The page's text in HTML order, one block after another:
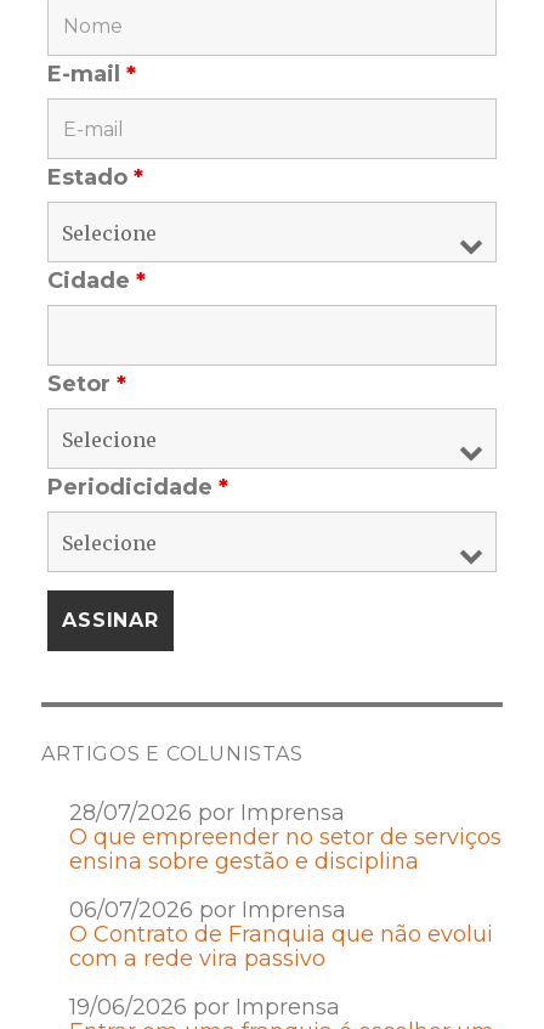
E-mail*
Estado*
Cidade*
Setor*
Periodicidade*
ARTIGOS E COLUNISTAS
28/07/2026 por Imprensa
O que empreender no setor de serviços
ensina sobre gestão e disciplina
06/07/2026 por Imprensa
O Contrato de Franquia que não evolui
com a rede vira passivo
19/06/2026 por Imprensa